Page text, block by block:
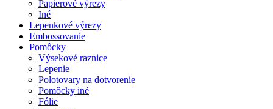
Papierové výrezy
Iné
Lepenkové výrezy
Embossovanie
Pomôcky
Výsekové raznice
Lepenie
Polotovary na dotvorenie
Pomôcky iné
Fólie